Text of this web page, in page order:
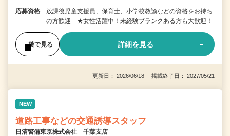
応募資格
放課後児童支援員、保育士、小学校教諭などの資格をお持ち
の方歓迎 ★女性活躍中！未経験ブランクある方も大歓迎！
後で見る 詳細を見る
更新日： 2026/06/18 掲載終了日： 2027/05/21
NEW
道路工事などの交通誘導スタッフ
日清警備東京株式会社 千葉支店